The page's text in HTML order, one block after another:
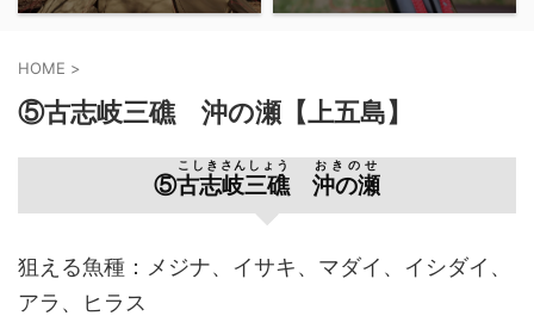
HOME >
⑤古志岐三礁 沖の瀬【上五島】
⑤古志岐三礁
こしきさんしょう
沖の瀬
おきのせ
狙える魚種：メジナ、イサキ、マダイ、イシダイ、
アラ、ヒラス